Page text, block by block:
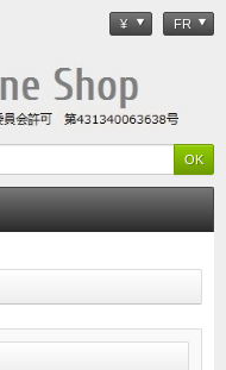
¥ FR